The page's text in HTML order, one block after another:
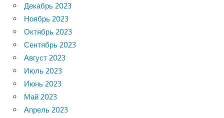
Декабрь 2023
Ноябрь 2023
Октябрь 2023
Сентябрь 2023
Август 2023
Июль 2023
Июнь 2023
Май 2023
Апрель 2023